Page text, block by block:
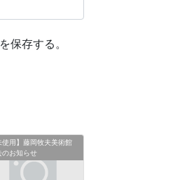
保存する。
使用】藤岡牧夫美術館
のお知らせ